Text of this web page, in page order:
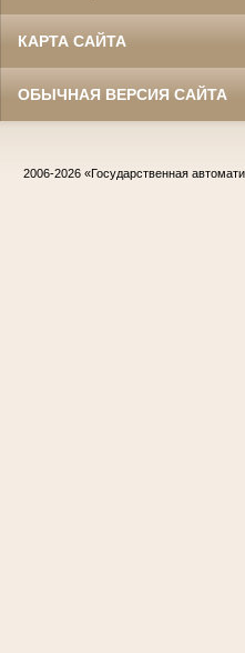
КАРТА САЙТА
ОБЫЧНАЯ ВЕРСИЯ САЙТА
2006-2026 «Государственная